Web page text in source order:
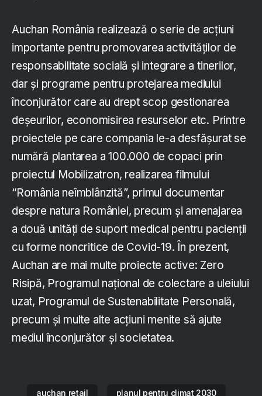
Auchan România realizează o serie de acțiuni
importante pentru promovarea activităților de
responsabilitate socială şi integrare a tinerilor,
dar şi programe pentru protejarea mediului
înconjurător care au drept scop gestionarea
deşeurilor, economisirea resurselor etc. Printre
proiectele pe care compania le-a desfășurat se
numără plantarea a 100.000 de copaci prin
proiectul Mobilizatron, realizarea filmului
“România neîmblânzită”, primul documentar
despre natura României, precum și amenajarea
a două unități de suport medical pentru pacienții
cu forme noncritice de Covid-19. În prezent,
Auchan are mai multe proiecte active: Zero
Risipă, Programul național de colectare a uleiului
uzat, Programul de Sustenabilitate Personală,
precum și multe alte acțiuni menite să ajute
mediul înconjurător și societatea.
auchan retail planul pentru climat 2030